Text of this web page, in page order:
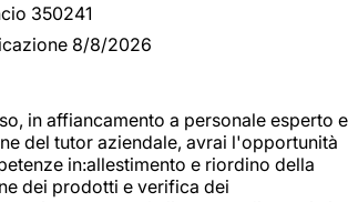
350241
8/8/2026
in affiancamento a personale esperto e
del tutor aziendale, avrai l'opportunità
in:allestimento e riordino della
dei prodotti e verifica dei